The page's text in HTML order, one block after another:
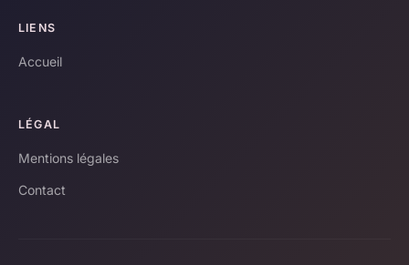
LIENS
Accueil
LÉGAL
Mentions légales
Contact